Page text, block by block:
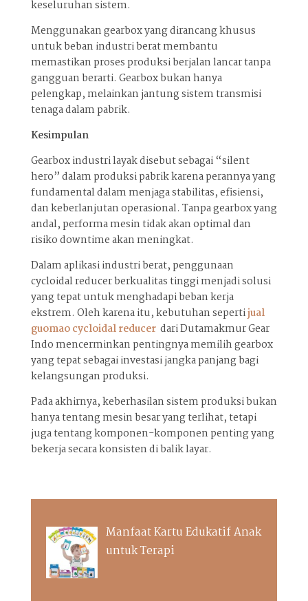
keseluruhan sistem.
Menggunakan gearbox yang dirancang khusus
untuk beban industri berat membantu
memastikan proses produksi berjalan lancar tanpa
gangguan berarti. Gearbox bukan hanya
pelengkap, melainkan jantung sistem transmisi
tenaga dalam pabrik.
Kesimpulan
Gearbox industri layak disebut sebagai “silent
hero” dalam produksi pabrik karena perannya yang
fundamental dalam menjaga stabilitas, efisiensi,
dan keberlanjutan operasional. Tanpa gearbox yang
andal, performa mesin tidak akan optimal dan
risiko downtime akan meningkat.
Dalam aplikasi industri berat, penggunaan
cycloidal reducer berkualitas tinggi menjadi solusi
yang tepat untuk menghadapi beban kerja
ekstrem. Oleh karena itu, kebutuhan sepertijual
guomao cycloidal reducer dari Dutamakmur Gear
Indo mencerminkan pentingnya memilih gearbox
yang tepat sebagai investasi jangka panjang bagi
kelangsungan produksi.
Pada akhirnya, keberhasilan sistem produksi bukan
hanya tentang mesin besar yang terlihat, tetapi
juga tentang komponen-komponen penting yang
bekerja secara konsisten di balik layar.
Manfaat Kartu Edukatif Anak
untuk Terapi